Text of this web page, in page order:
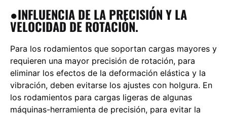
●INFLUENCIA DE LA PRECISIÓN Y LA
VELOCIDAD DE ROTACIÓN.
Para los rodamientos que soportan cargas mayores y
requieren una mayor precisión de rotación, para
eliminar los efectos de la deformación elástica y la
vibración, deben evitarse los ajustes con holgura. En
los rodamientos para cargas ligeras de algunas
máquinas-herramienta de precisión, para evitar la